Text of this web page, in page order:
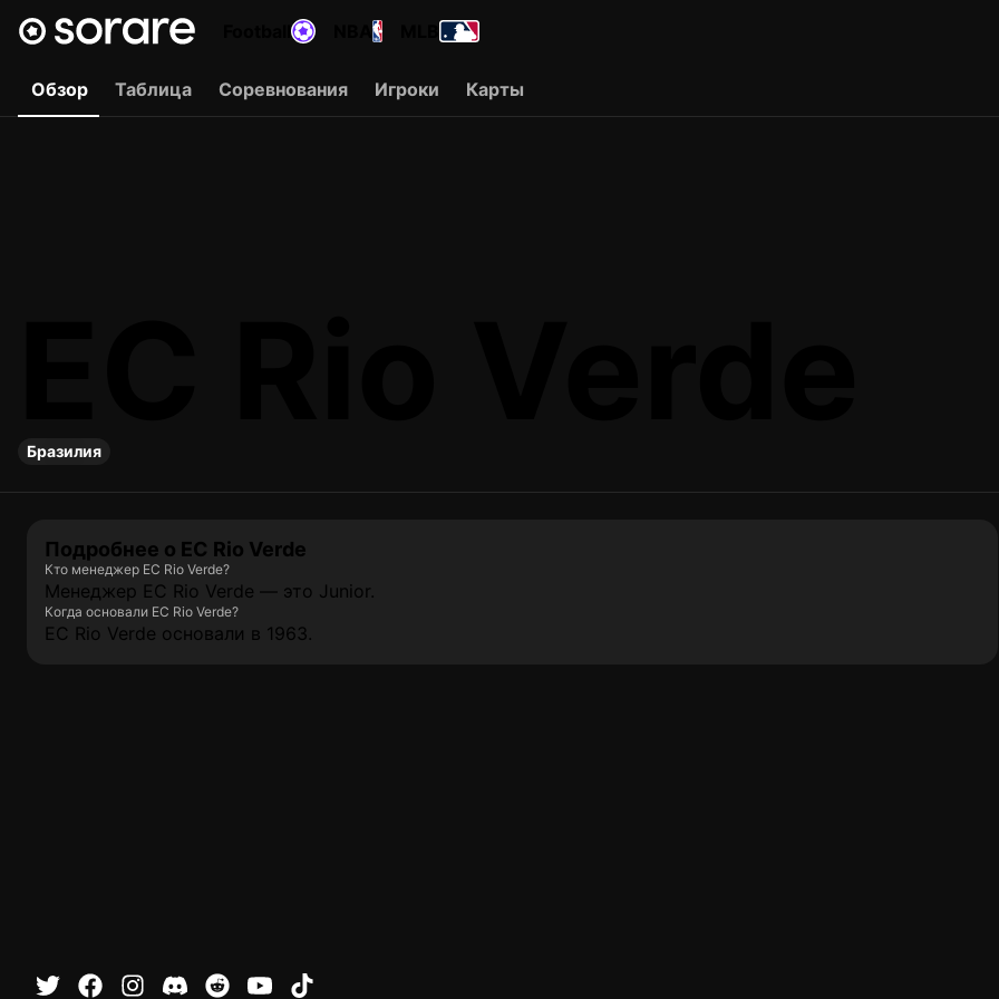
Обзор Таблица Соревнования Игроки Карты
Бразилия
Подробнее о EC Rio Verde
Кто менеджер EC Rio Verde?
Менеджер EC Rio Verde — это Junior.
Когда основали EC Rio Verde?
EC Rio Verde основали в 1963.